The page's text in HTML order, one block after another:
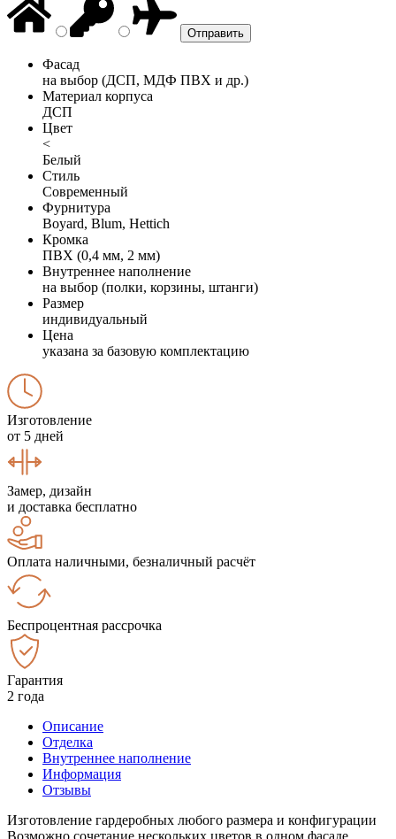
Фасад
на выбор (ДСП, МДФ ПВХ и др.)
Материал корпуса
ДСП
Цвет
<
Белый
Стиль
Современный
Фурнитура
Boyard, Blum, Hettich
Кромка
ПВХ (0,4 мм, 2 мм)
Внутреннее наполнение
на выбор (полки, корзины, штанги)
Размер
индивидуальный
Цена
указана за базовую комплектацию
Изготовление
от 5 дней
Замер, дизайн
и доставка бесплатно
Оплата наличными, безналичный расчёт
Беспроцентная рассрочка
Гарантия
2 года
Описание
Отделка
Внутреннее наполнение
Информация
Отзывы
Изготовление гардеробных любого размера и конфигурации
Возможно сочетание нескольких цветов в одном фасаде